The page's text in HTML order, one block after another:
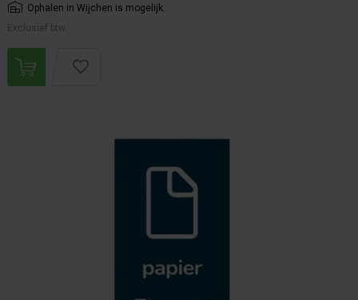
Ophalen in Wijchen is mogelijk.
Exclusief btw.